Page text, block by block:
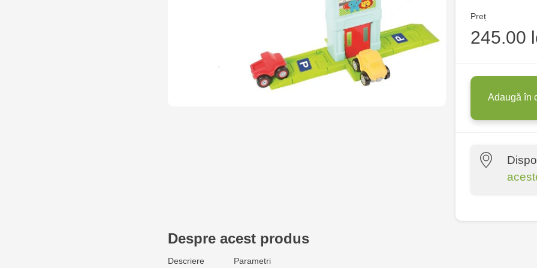
Preț
245.00
Adaugă în
Socoleni, 7
Despre acest produs
Descriere Parametri